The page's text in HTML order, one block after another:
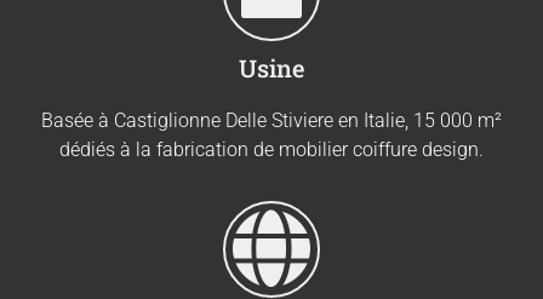
Usine
Basée à Castiglionne Delle Stiviere en Italie, 15 000 m²
dédiés à la fabrication de mobilier coiffure design.